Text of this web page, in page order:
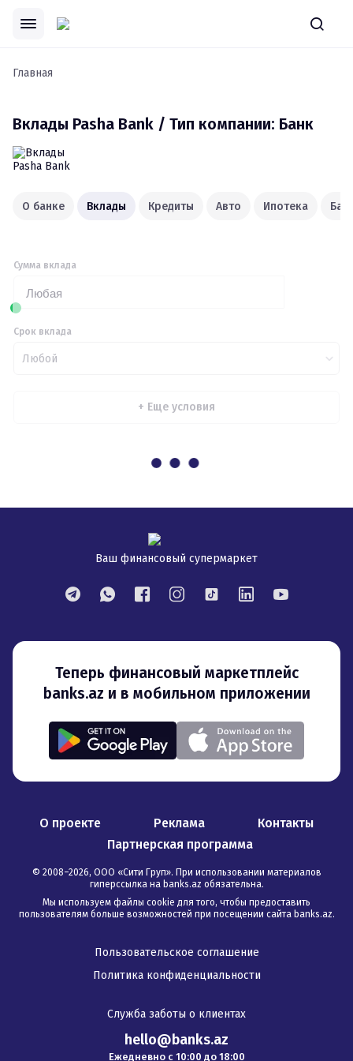
Главная
Вклады Pasha Bank / Тип компании: Банк
О банке Вклады Кредиты Авто Ипотека
Любая
Сумма вклада
Срок вклада
Любой
+ Еще условия
Ваш финансовый супермаркет
Теперь финансовый маркетплейс
banks.az и в мобильном приложении
О проекте Реклама
Контакты
Партнерская программа
© 2008–2026, ООО «Сити Груп». При использовании материалов
гиперссылка на banks.az обязательна.
Мы используем файлы cookie для того, чтобы предоставить
пользователям больше возможностей при посещении сайта banks.az.
Пользовательское соглашение
Политика конфиденциальности
Служба заботы о клиентах
hello@banks.az
Ежедневно с 10:00 до 18:00